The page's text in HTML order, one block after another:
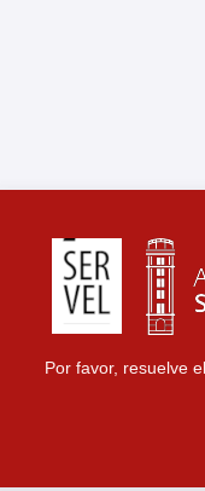
Por favor, resuelve